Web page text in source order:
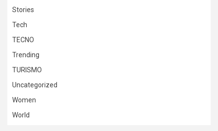
Stories
Tech
TECNO
Trending
TURISMO
Uncategorized
Women
World